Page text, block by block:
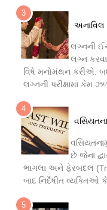
લગ્નની
લગ્ન
વિષે મનોમંથન કરીએ.
લગ્નની પરીક્ષામાં કેમ
છે જેના
ભાગલા અને ફેરબદલ
બાદ નિર્દેષીત વ્યક્તિઓ